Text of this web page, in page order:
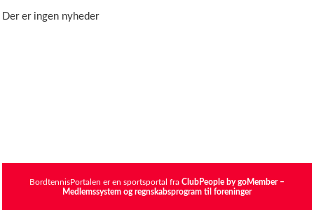
Der er ingen nyheder
BordtennisPortalen er en sportsportal fra ClubPeople by goMember –
Medlemssystem og regnskabsprogram til foreninger